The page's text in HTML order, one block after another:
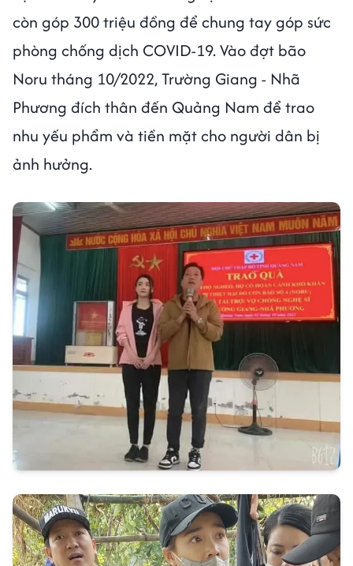
còn góp 300 triệu đồng để chung tay góp sức
phòng chống dịch COVID-19. Vào đợt bão
Noru tháng 10/2022, Trường Giang - Nhã
Phương đích thân đến Quảng Nam để trao
nhu yếu phẩm và tiền mặt cho người dân bị
ảnh hưởng.